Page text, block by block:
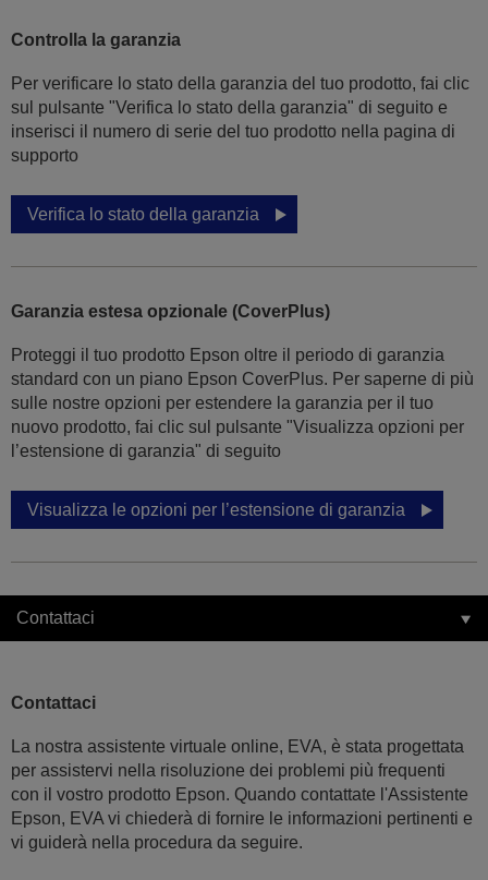
Controlla la garanzia
Per verificare lo stato della garanzia del tuo prodotto, fai clic
sul pulsante "Verifica lo stato della garanzia" di seguito e
inserisci il numero di serie del tuo prodotto nella pagina di
supporto
Verifica lo stato della garanzia
Garanzia estesa opzionale (CoverPlus)
Proteggi il tuo prodotto Epson oltre il periodo di garanzia
standard con un piano Epson CoverPlus. Per saperne di più
sulle nostre opzioni per estendere la garanzia per il tuo
nuovo prodotto, fai clic sul pulsante "Visualizza opzioni per
l’estensione di garanzia" di seguito
Visualizza le opzioni per l’estensione di garanzia
Contattaci
Contattaci
La nostra assistente virtuale online, EVA, è stata progettata
per assistervi nella risoluzione dei problemi più frequenti
con il vostro prodotto Epson. Quando contattate l'Assistente
Epson, EVA vi chiederà di fornire le informazioni pertinenti e
vi guiderà nella procedura da seguire.